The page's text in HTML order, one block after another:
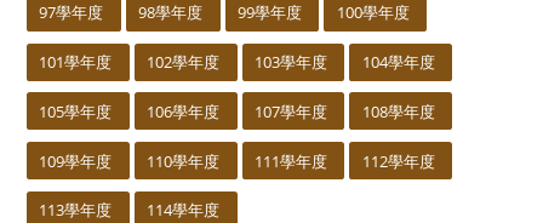
97學年度 98學年度 99學年度 100學年度
101學年度 102學年度 103學年度 104學年度
105學年度 106學年度 107學年度 108學年度
109學年度 110學年度 111學年度 112學年度
113學年度 114學年度